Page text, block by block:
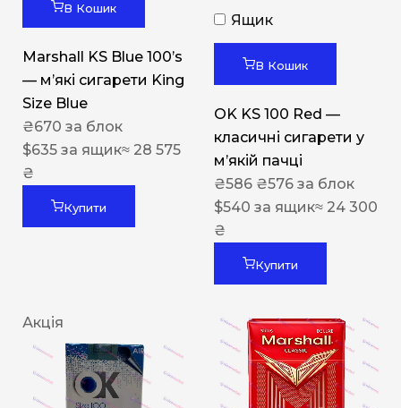
В Кошик
Marshall KS Blue 100’s
— м’які сигарети King
Size Blue
₴670 за блок
$635 за ящик≈ 28 575
₴
Купити
Ящик
В Кошик
OK KS 100 Red —
класичні сигарети у
м’якій пачці
₴586 ₴576 за блок
$540 за ящик≈ 24 300
₴
Купити
Акція